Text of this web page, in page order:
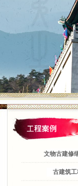
文物古建修
古建筑